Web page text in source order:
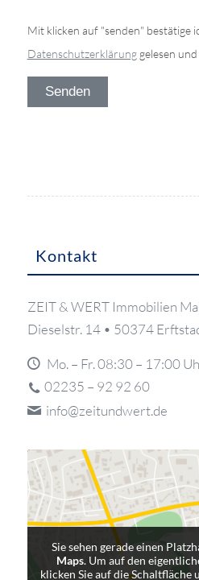
Mit klicken auf "senden" bestätige
Datenschutzerklärunggelesen und
Kontakt
ZEIT & WERT Immobilien
Dieselstr. 14 • 50374
Mo. – Fr.08:30 – 17:00
02235 – 92 92 60
info@zeitundwert.de
Sie sehen gerade einen
Maps. Um auf den
klicken Sie auf die Schaltfläche